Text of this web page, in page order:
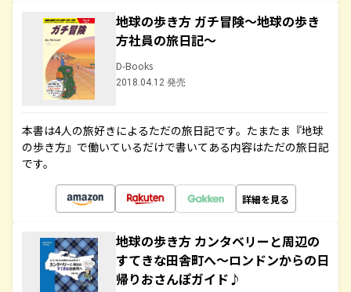
地球の歩き方 ガチ冒険～地球の歩き
方社員の旅日記～
D-Books
2018.04.12 発売
本書は4人の旅好きによるただの旅日記です。たまたま『地球
の歩き方』で働いているだけで書いてある内容はただの旅日記
です。
詳細を見る
地球の歩き方 カンタベリーと周辺の
すてきな田舎町へ～ロンドンからの日
帰りおさんぽガイド♪